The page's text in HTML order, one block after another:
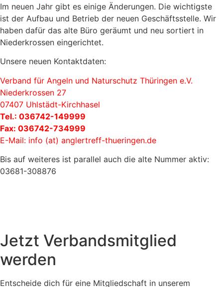
Im neuen Jahr gibt es einige Änderungen. Die wichtigste
ist der Aufbau und Betrieb der neuen Geschäftsstelle. Wir
haben dafür das alte Büro geräumt und neu sortiert in
Niederkrossen eingerichtet.
Unsere neuen Kontaktdaten:
Verband für Angeln und Naturschutz Thüringen e.V.
Niederkrossen 27
07407 Uhlstädt-Kirchhasel
Tel.: 036742-149999
Fax: 036742-734999
E-Mail: info (at) anglertreff-thueringen.de
Bis auf weiteres ist parallel auch die alte Nummer aktiv:
03681-308876
Jetzt Verbandsmitglied
werden
Entscheide dich für eine Mitgliedschaft in unserem